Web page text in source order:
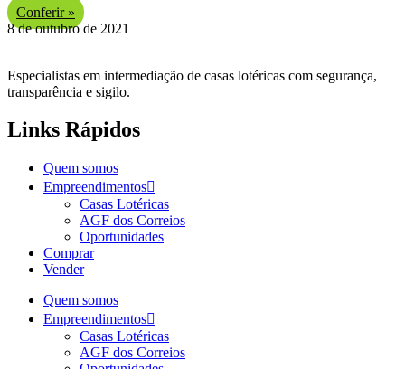
Conferir »
8 de outubro de 2021
Especialistas em intermediação de casas lotéricas com segurança,
transparência e sigilo.
Links Rápidos
Quem somos
Empreendimentos
Casas Lotéricas
AGF dos Correios
Oportunidades
Comprar
Vender
Quem somos
Empreendimentos
Casas Lotéricas
AGF dos Correios